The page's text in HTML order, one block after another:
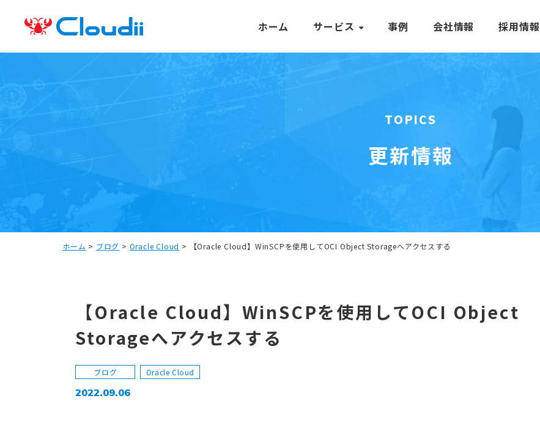
ホーム サービス 事例 会社情報 採用情報
TOPICS
更新情報
ホーム > ブログ > Oracle Cloud > 【Oracle Cloud】WinSCPを使用してOCI Object Storageへアクセスする
【Oracle Cloud】WinSCPを使用してOCI Object
Storageへアクセスする
ブログ Oracle Cloud
2022.09.06